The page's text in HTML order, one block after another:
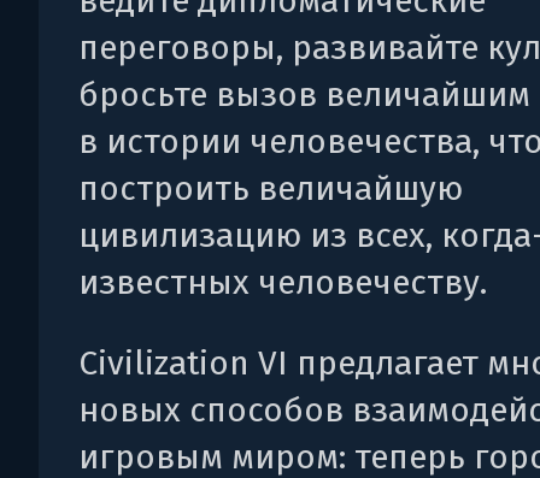
переговоры, развивайте
бросьте вызов
в истории человечества,
построить величайшую
цивилизацию из всех,
известных человечеству.
Civilization VI предлагает
новых способов
игровым миром: теперь